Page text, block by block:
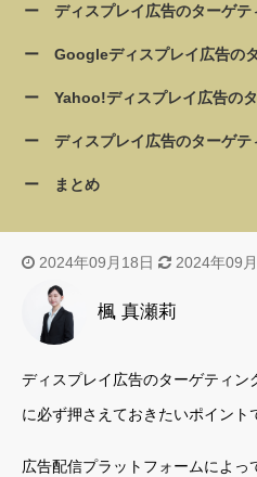
ディスプレイ広告のターゲテ
Googleディスプレイ広告の
Yahoo!ディスプレイ広告の
ディスプレイ広告のターゲ
まとめ
2024年09月18日 2024年09
楓 真瀬莉
ディスプレイ広告のターゲティン
に必ず押さえておきたいポイント
広告配信プラットフォームによ